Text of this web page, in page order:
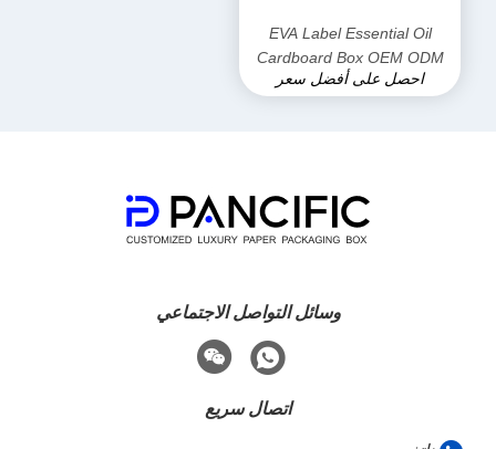
EVA Label Essential Oil
Cardboard Box OEM ODM
غطاء وصندوق سفلي
احصل على أفضل سعر
وسائل التواصل الاجتماعي
اتصال سريع